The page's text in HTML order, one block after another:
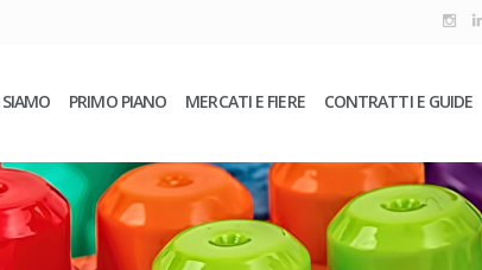
PRIMO PIANO MERCATI E FIERE CONTRATTI E GUIDE